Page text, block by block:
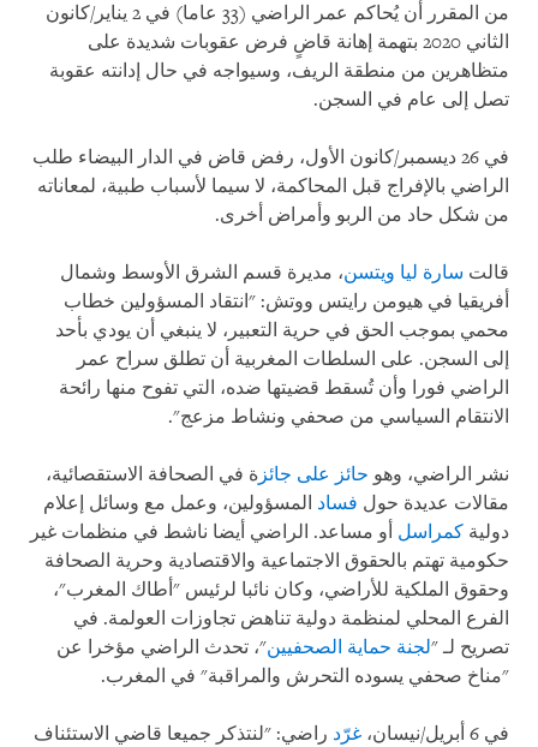
من المقرر أن يُحاكم عمر الراضي (33 عاما) في 2 يناير/كانون
الثاني 2020 بتهمة إهانة قاضٍ فرض عقوبات شديدة على
متظاهرين من منطقة الريف، وسيواجه في حال إدانته عقوبة
تصل إلى عام في السجن.
في 26 ديسمبر/كانون الأول، رفض قاض في الدار البيضاء طلب
الراضي بالإفراج قبل المحاكمة، لا سيما لأسباب طبية، لمعاناته
من شكل حاد من الربو وأمراض أخرى.
قالت سارة ليا ويتسن، مديرة قسم الشرق الأوسط وشمال
أفريقيا في هيومن رايتس ووتش: "انتقاد المسؤولين خطاب
محمي بموجب الحق في حرية التعبير، لا ينبغي أن يودي بأحد
إلى السجن. على السلطات المغربية أن تطلق سراح عمر
الراضي فورا وأن تُسقط قضيتها ضده، التي تفوح منها رائحة
الانتقام السياسي من صحفي ونشاط مزعج".
نشر الراضي، وهو حائز على جائز ة في الصحافة الاستقصائية،
مقالات عديدة حول فساد المسؤولين، وعمل مع وسائل إعلام
دولية كمراسل أو مساعد. الراضي أيضا ناشط في منظمات غير
حكومية تهتم بالحقوق الاجتماعية والاقتصادية وحرية الصحافة
وحقوق الملكية للأراضي، وكان نائبا لرئيس "أطاك المغرب"،
الفرع المحلي لمنظمة دولية تناهض تجاوزات العولمة. في
تصريح لـ "لجنة حماية الصحفيين"، تحدث الراضي مؤخرا عن
"مناخ صحفي يسوده التحرش والمراقبة" في المغرب.
في 6 أبريل/نيسان، غرّد راضي: "لنتذكر جميعا قاضي الاستئناف